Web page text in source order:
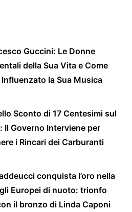
Guccini: Le Donne
della Sua Vita e Come
la Sua Musica
Sconto di 17 Centesimi sul
Il Governo Interviene per
i Rincari dei Carburanti
conquista l’oro nella
Europei di nuoto: trionfo
il bronzo di Linda Caponi